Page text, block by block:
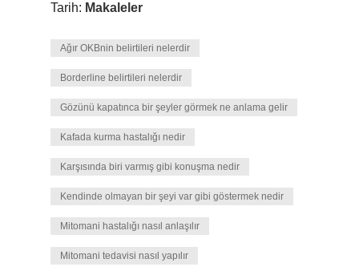
Tarih: Makaleler
Ağır OKBnin belirtileri nelerdir
Borderline belirtileri nelerdir
Gözünü kapatınca bir şeyler görmek ne anlama gelir
Kafada kurma hastalığı nedir
Karşısında biri varmış gibi konuşma nedir
Kendinde olmayan bir şeyi var gibi göstermek nedir
Mitomani hastalığı nasıl anlaşılır
Mitomani tedavisi nasıl yapılır